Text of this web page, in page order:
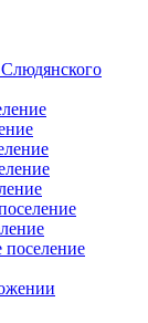
поселение